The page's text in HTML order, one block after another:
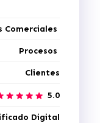
Comerciales
Procesos
Clientes
5.0
Digital